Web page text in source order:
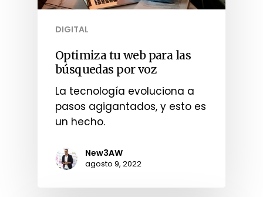
DIGITAL
Optimiza tu web para las
búsquedas por voz
La tecnología evoluciona a
pasos agigantados, y esto es
un hecho.
New3AW
agosto 9, 2022